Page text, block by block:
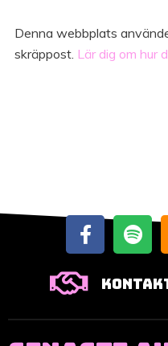
Denna webbplats
skräppost. Lär dig om hur